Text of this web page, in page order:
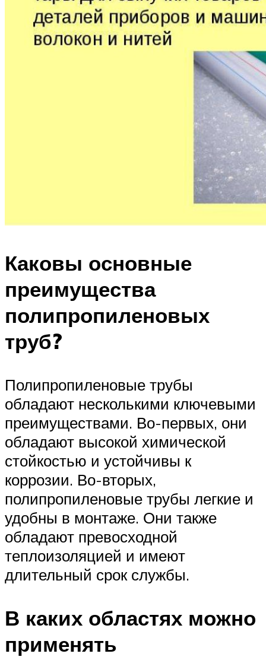
Каковы основные
преимущества
полипропиленовых
труб?
Полипропиленовые трубы
обладают несколькими ключевыми
преимуществами. Во-первых, они
обладают высокой химической
стойкостью и устойчивы к
коррозии. Во-вторых,
полипропиленовые трубы легкие и
удобны в монтаже. Они также
обладают превосходной
теплоизоляцией и имеют
длительный срок службы.
В каких областях можно
применять